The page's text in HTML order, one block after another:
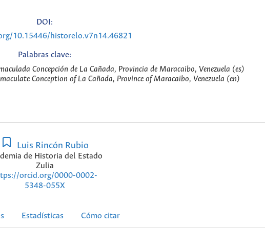
DOI:
10.15446/historelo.v7n14.46821
Palabras clave:
Concepción de La Cañada, Provincia de Maracaibo, Venezuela (es)
Conception of La Cañada, Province of Maracaibo, Venezuela (en)
Luis Rincón Rubio
de Historia del Estado
Zulia
orcid.org/0000-0002-
5348-055X
Estadísticas Cómo citar